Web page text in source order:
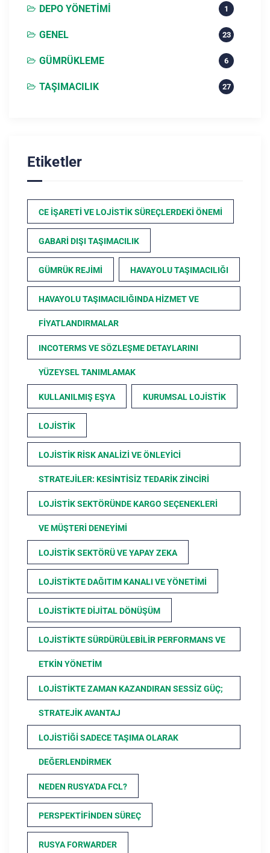
DEPO YÖNETIMI 1
GENEL 23
GÜMRÜKLEME 6
TAŞIMACILIK 27
Etiketler
CE İŞARETI VE LOJISTIK SÜREÇLERDEKI ÖNEMI
GABARI DIŞI TAŞIMACILIK
GÜMRÜK REJIMI HAVAYOLU TAŞIMACILIĞI
HAVAYOLU TAŞIMACILIĞINDA HIZMET VE
FIYATLANDIRMALAR
INCOTERMS VE SÖZLEŞME DETAYLARINI
YÜZEYSEL TANIMLAMAK
KULLANILMIŞ EŞYA KURUMSAL LOJISTIK
LOJISTIK
LOJISTIK RISK ANALIZI VE ÖNLEYICI
STRATEJILER: KESINTISIZ TEDARIK ZINCIRI
LOJISTIK SEKTÖRÜNDE KARGO SEÇENEKLERI
VE MÜŞTERI DENEYIMI
LOJISTIK SEKTÖRÜ VE YAPAY ZEKA
LOJISTIKTE DAĞITIM KANALI VE YÖNETIMI
LOJISTIKTE DIJITAL DÖNÜŞÜM
LOJISTIKTE SÜRDÜRÜLEBILIR PERFORMANS VE
ETKIN YÖNETIM
LOJISTIKTE ZAMAN KAZANDIRAN SESSIZ GÜÇ;
STRATEJIK AVANTAJ
LOJISTIĞI SADECE TAŞIMA OLARAK
DEĞERLENDIRMEK
NEDEN RUSYA’DA FCL?
PERSPEKTIFINDEN SÜREÇ
RUSYA FORWARDER